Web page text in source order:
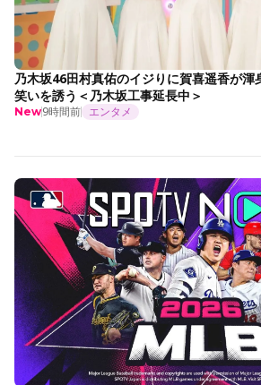
乃木坂46田村真佑のイジりに賀喜遥香が渾
笑いを誘う＜乃木坂工事延長中＞
New9時間前 エンタメ